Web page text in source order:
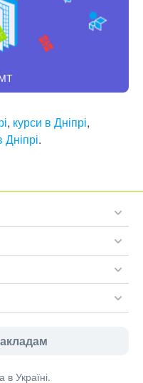
, курси в Дніпрі,
Дніпрі.
Україні.